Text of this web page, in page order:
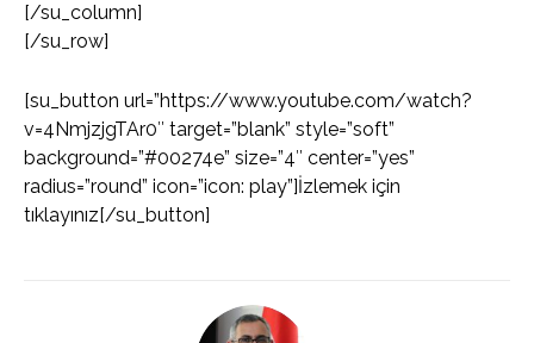
[/su_column]
[/su_row]
[su_button url=”https://www.youtube.com/watch?
v=4NmjzjgTAr0″ target=”blank” style=”soft”
background=”#00274e” size=”4″ center=”yes”
radius=”round” icon=”icon: play”]İzlemek için
tıklayınız[/su_button]